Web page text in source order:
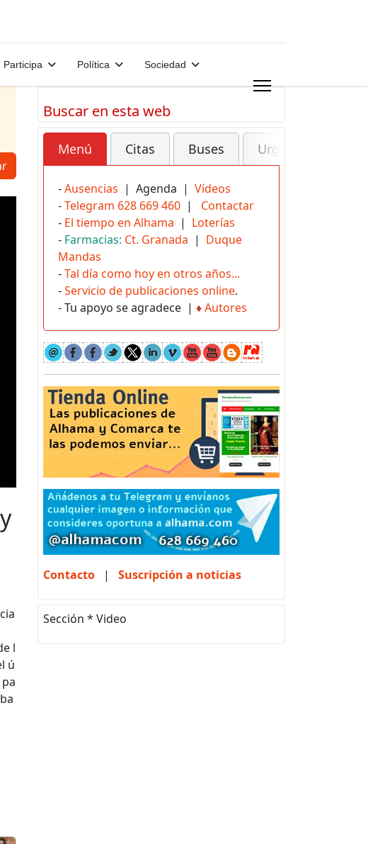
Participa Política Sociedad
l
ú
Buscar en esta web
Menú Citas Buses Urgencias
-Ausencias | Agenda | Vídeos
-Telegram 628 669 460 | Contactar
- El tiempo en Alhama | Loterías
- Farmacias: Ct. Granada | Duque
Mandas
-Tal día como hoy en otros años...
-Servicio de publicaciones online.
- Tu apoyo se agradece | ♦Autores
Contacto | Suscripción a noticias
Sección * Video